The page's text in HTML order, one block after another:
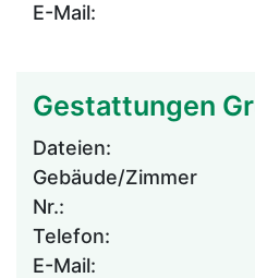
E-Mail:
Gestattungen
Dateien:
Gebäude/Zimmer
Nr.:
Telefon:
E-Mail: